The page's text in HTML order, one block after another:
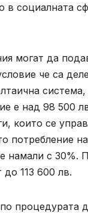
в социалната
могат да
че са
е над 98 500
които се
потребление
намали с 30%.
113 600 лв.
процедурата